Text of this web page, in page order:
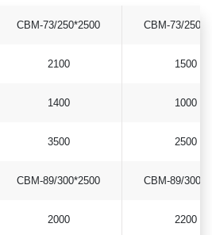
СВМ-73/250*2500
2100
1400
3500
СВМ-73/
1500
1000
2500
СВМ-89/300*2500
2000
СВМ-89/
2200